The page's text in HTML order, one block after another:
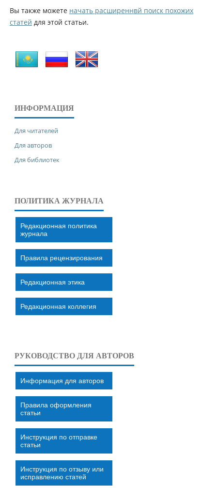
Вы также можете начать расширеннвй поиск похожих
статей для этой статьи.
ИНФОРМАЦИЯ
Для читателей
Для авторов
Для библиотек
ПОЛИТИКА ЖУРНАЛА
Редакционная политика
журнала
Правила рецензирования
Редакционная этика
Редакционная коллегия
РУКОВОДСТВО ДЛЯ АВТОРОВ
Информация для авторов
Правила оформления
статьи
Инструкция по отправке
статьи
Инструкция по отзыву или
исправлению статей